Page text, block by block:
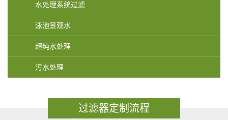
水处理系统过滤
泳池景观水
超纯水处理
污水处理
过滤器定制流程